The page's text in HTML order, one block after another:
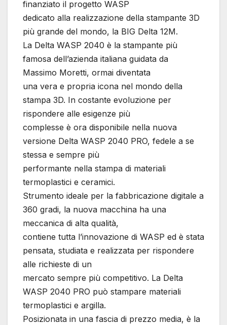
finanziato il progetto WASP
dedicato alla realizzazione della stampante 3D
più grande del mondo, la BIG Delta 12M.
La Delta WASP 2040 è la stampante più
famosa dell’azienda italiana guidata da
Massimo Moretti, ormai diventata
una vera e propria icona nel mondo della
stampa 3D. In costante evoluzione per
rispondere alle esigenze più
complesse è ora disponibile nella nuova
versione Delta WASP 2040 PRO, fedele a se
stessa e sempre più
performante nella stampa di materiali
termoplastici e ceramici.
Strumento ideale per la fabbricazione digitale a
360 gradi, la nuova macchina ha una
meccanica di alta qualità,
contiene tutta l’innovazione di WASP ed è stata
pensata, studiata e realizzata per rispondere
alle richieste di un
mercato sempre più competitivo. La Delta
WASP 2040 PRO può stampare materiali
termoplastici e argilla.
Posizionata in una fascia di prezzo media, è la